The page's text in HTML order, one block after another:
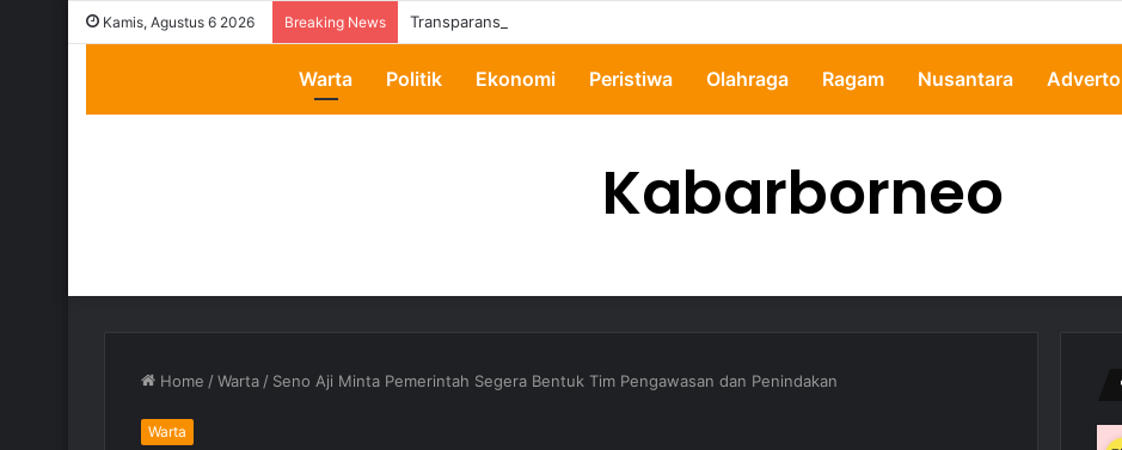
Kamis, Agustus 6 2026 Breaking News Transparansi Dipertanyakan, Pemkot Samarinda Dalami Data Kredit Macet Bankaltimtara
Warta Politik Ekonomi Peristiwa Olahraga Ragam Nusantara
Kabarborneo
Home /Warta / Seno Aji Minta Pemerintah Segera Bentuk Tim Pengawasan dan Penindakan
Warta